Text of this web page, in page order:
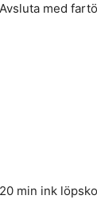
med
min ink